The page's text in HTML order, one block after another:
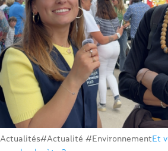
Actualités#Actualité #EnvironnementEt